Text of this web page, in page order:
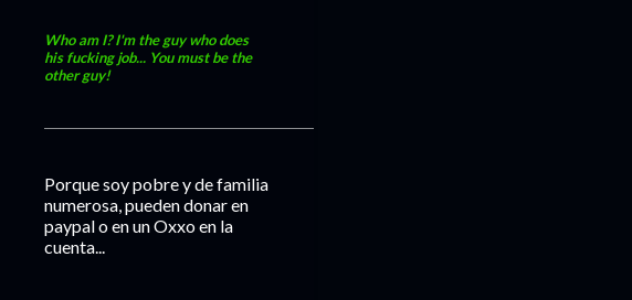
Who am I? I'm the guy who does
his fucking job... You must be the
other guy!
Porque soy pobre y de familia
numerosa, pueden donar en
paypal o en un Oxxo en la
cuenta...